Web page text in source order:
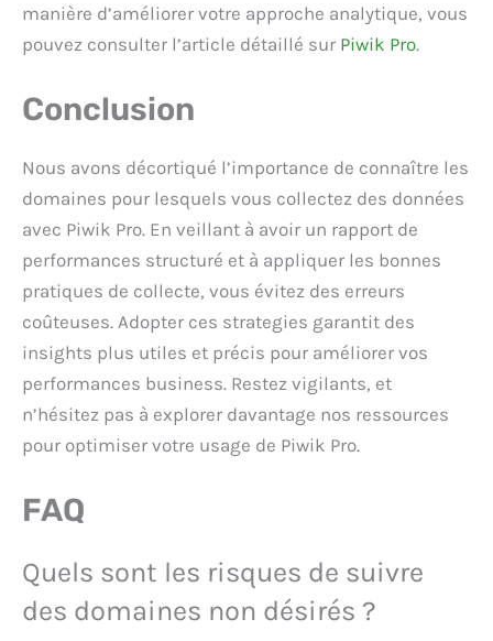
manière d’améliorer votre approche analytique, vous
pouvez consulter l’article détaillé sur Piwik Pro.
Conclusion
Nous avons décortiqué l’importance de connaître les
domaines pour lesquels vous collectez des données
avec Piwik Pro. En veillant à avoir un rapport de
performances structuré et à appliquer les bonnes
pratiques de collecte, vous évitez des erreurs
coûteuses. Adopter ces strategies garantit des
insights plus utiles et précis pour améliorer vos
performances business. Restez vigilants, et
n’hésitez pas à explorer davantage nos ressources
pour optimiser votre usage de Piwik Pro.
FAQ
Quels sont les risques de suivre
des domaines non désirés ?